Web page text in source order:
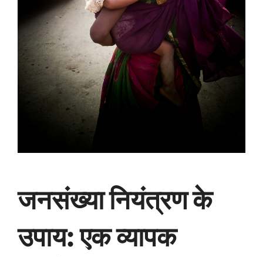
जनसंख्या नियंत्रण के
उपाय: एक व्यापक